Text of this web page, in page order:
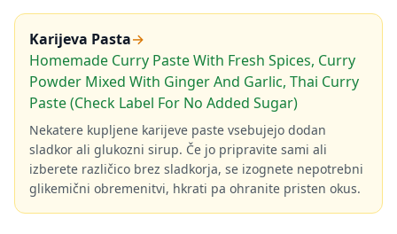
Karijeva Pasta→
Homemade Curry Paste With Fresh Spices, Curry
Powder Mixed With Ginger And Garlic, Thai Curry
Paste (Check Label For No Added Sugar)
Nekatere kupljene karijeve paste vsebujejo dodan
sladkor ali glukozni sirup. Če jo pripravite sami ali
izberete različico brez sladkorja, se izognete nepotrebni
glikemični obremenitvi, hkrati pa ohranite pristen okus.